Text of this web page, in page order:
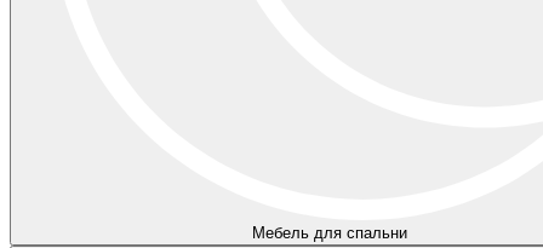
Мебель для спальни